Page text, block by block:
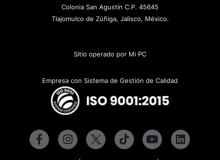
Colonia San Agustín C.P. 45645
Tlajomulco de Zúñiga, Jalisco, México.
Sitio operado por Mi PC
Empresa con Sistema de Gestión de Calidad